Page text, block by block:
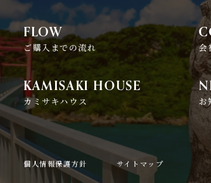
FLOW
ご購入までの流れ
KAMISAKI HOUSE
カミサキハウス
会
お
個人情報保護方針 サイトマップ